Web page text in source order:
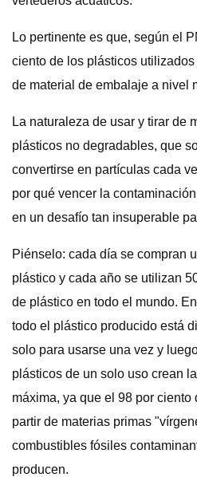
Lo pertinente es que, según el
ciento de los plásticos
de material de embalaje a nivel
La naturaleza de usar y tirar de
plásticos no degradables, que
convertirse en partículas cada
por qué vencer la
en un desafío tan insuperable
Piénselo: cada día se compran
plástico y cada año se utilizan
de plástico en todo el mundo.
todo el plástico producido está
solo para usarse una vez y
plásticos de un solo uso crean
máxima, ya que el 98 por ciento
partir de materias primas
combustibles fósiles
producen.